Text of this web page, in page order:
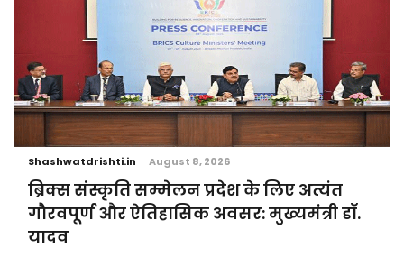
Shashwatdrishti.in August 8, 2026
ब्रिक्स संस्कृति सम्मेलन प्रदेश के लिए अत्यंत
गौरवपूर्ण और ऐतिहासिक अवसर: मुख्यमंत्री डॉ.
यादव